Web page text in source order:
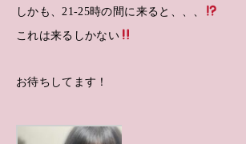
しかも、21-25時の間に来ると、、、
これは来るしかない
お待ちしてます！